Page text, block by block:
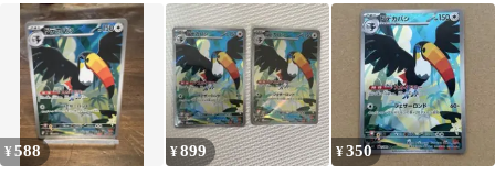
090/081アビスアイ
ケカ
¥588 ¥899 ¥350